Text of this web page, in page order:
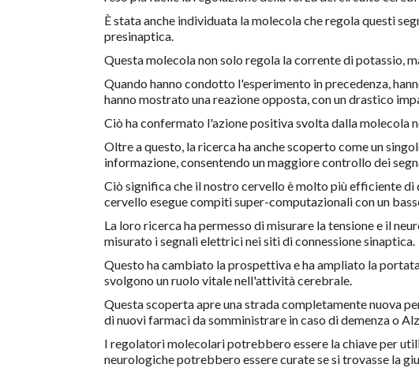
È stata anche individuata la molecola che regola questi
presinaptica.
Questa molecola non solo regola la corrente di potassio,
Quando hanno condotto l'esperimento in precedenza,
hanno mostrato una reazione opposta, con un drastico
Ciò ha confermato l'azione positiva svolta dalla molecola
Oltre a questo, la ricerca ha anche scoperto come un
informazione, consentendo un maggiore controllo dei
Ciò significa che il nostro cervello è molto più efficiente di
cervello esegue compiti super-computazionali con un
La loro ricerca ha permesso di misurare la tensione e il
misurato i segnali elettrici nei siti di connessione sinaptica.
Questo ha cambiato la prospettiva e ha ampliato la
svolgono un ruolo vitale nell'attività cerebrale.
Questa scoperta apre una strada completamente nuova
di nuovi farmaci da somministrare in caso di demenza o
I regolatori molecolari potrebbero essere la chiave per
neurologiche potrebbero essere curate se si trovasse la